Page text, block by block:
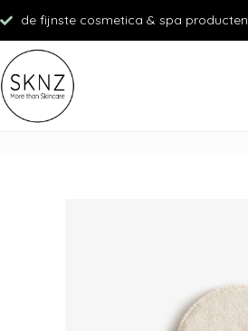
de fijnste cosmetica & spa producten